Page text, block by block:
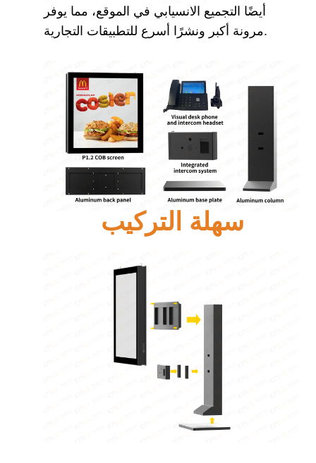
أيضًا التجميع الانسيابي في الموقع، مما يوفر
مرونة أكبر ونشرًا أسرع للتطبيقات التجارية.
سهلة التركيب